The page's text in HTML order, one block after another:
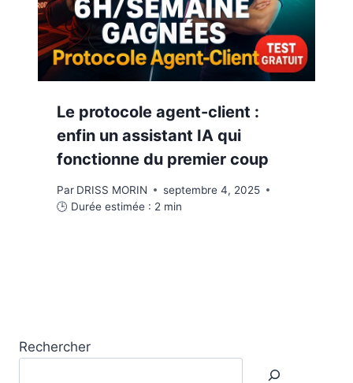
Le protocole agent-client :
enfin un assistant IA qui
fonctionne du premier coup
Par DRISS MORIN
septembre 4, 2025
🕒 Durée estimée : 2 min
Rechercher